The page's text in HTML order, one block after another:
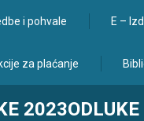
i pohvale E –
za plaćanje